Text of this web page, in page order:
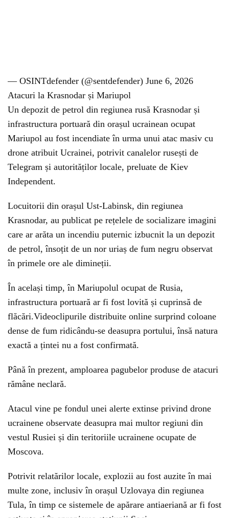
— OSINTdefender (@sentdefender) June 6, 2026
Atacuri la Krasnodar și Mariupol
Un depozit de petrol din regiunea rusă Krasnodar și
infrastructura portuară din orașul ucrainean ocupat
Mariupol au fost incendiate în urma unui atac masiv cu
drone atribuit Ucrainei, potrivit canalelor rusești de
Telegram și autorităților locale, preluate de Kiev
Independent.
Locuitorii din orașul Ust-Labinsk, din regiunea
Krasnodar, au publicat pe rețelele de socializare imagini
care ar arăta un incendiu puternic izbucnit la un depozit
de petrol, însoțit de un nor uriaș de fum negru observat
în primele ore ale dimineții.
În același timp, în Mariupolul ocupat de Rusia,
infrastructura portuară ar fi fost lovită și cuprinsă de
flăcări.Videoclipurile distribuite online surprind coloane
dense de fum ridicându-se deasupra portului, însă natura
exactă a țintei nu a fost confirmată.
Până în prezent, amploarea pagubelor produse de atacuri
rămâne neclară.
Atacul vine pe fondul unei alerte extinse privind drone
ucrainene observate deasupra mai multor regiuni din
vestul Rusiei și din teritoriile ucrainene ocupate de
Moscova.
Potrivit relatărilor locale, explozii au fost auzite în mai
multe zone, inclusiv în orașul Uzlovaya din regiunea
Tula, în timp ce sistemele de apărare antiaeriană ar fi fost